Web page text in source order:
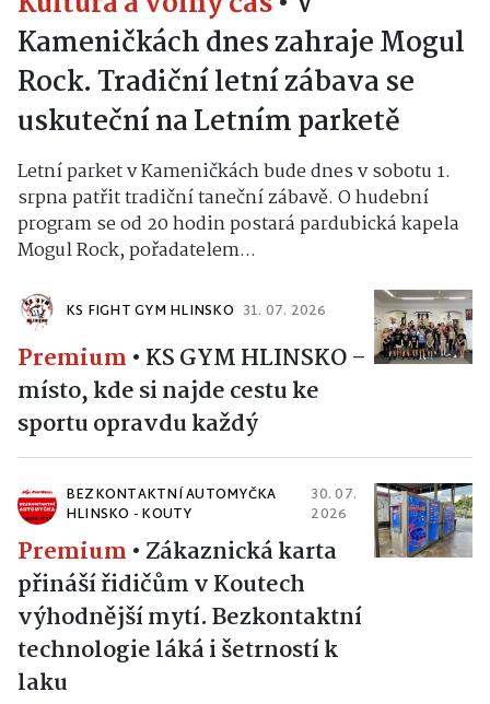
Kameničkách dnes zahraje Mogul
Rock. Tradiční letní zábava se
uskuteční na Letním parketě
Letní parket v Kameničkách bude dnes v sobotu 1.
srpna patřit tradiční taneční zábavě. O hudební
program se od 20 hodin postará pardubická kapela
Mogul Rock, pořadatelem...
KS FIGHT GYM HLINSKO 31. 07. 2026
Premium • KS GYM HLINSKO –
místo, kde si najde cestu ke
sportu opravdu každý
BEZKONTAKTNÍ AUTOMYČKA
HLINSKO - KOUTY
30. 07.
2026
Premium • Zákaznická karta
přináší řidičům v Koutech
výhodnější mytí. Bezkontaktní
technologie láká i šetrností k
laku